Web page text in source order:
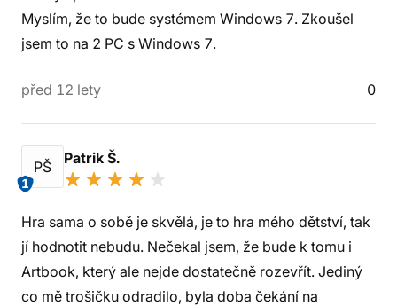
Myslím, že to bude systémem Windows 7. Zkoušel
jsem to na 2 PC s Windows 7.
před 12 lety 0
PŠ
1
Patrik Š.
Hra sama o sobě je skvělá, je to hra mého dětství, tak
jí hodnotit nebudu. Nečekal jsem, že bude k tomu i
Artbook, který ale nejde dostatečně rozevřít. Jediný
co mě trošičku odradilo, byla doba čekání na